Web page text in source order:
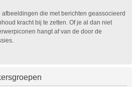
die met berichten geassocieerd
kracht bij te zetten. Of je al dan niet
hangt af van de door de